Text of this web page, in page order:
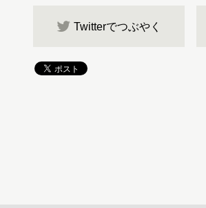
Twitterでつぶやく